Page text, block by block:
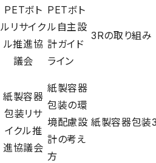
役員・幹事
主な活動内容
パブリケーション
規約・規則
活動・運営に関するFAQ
PETボト
ルリサイク
ル推進協
議会
PETボト
ル自主設
計ガイド
ライン
3Rの取り組み
紙製容器
包装リサ
イクル推
進協議会
紙製容器
包装の環
境配慮設
計の考え
方
紙製容器包装